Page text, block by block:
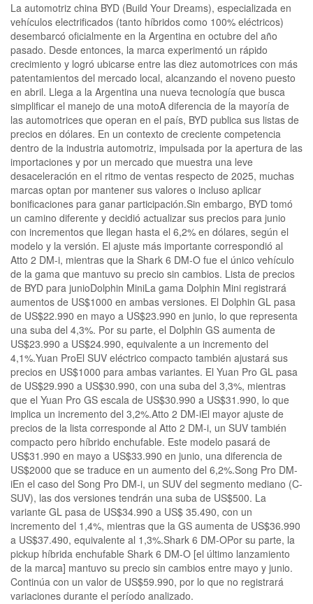
La automotriz china BYD (Build Your Dreams), especializada en
vehículos electrificados (tanto híbridos como 100% eléctricos)
desembarcó oficialmente en la Argentina en octubre del año
pasado. Desde entonces, la marca experimentó un rápido
crecimiento y logró ubicarse entre las diez automotrices con más
patentamientos del mercado local, alcanzando el noveno puesto
en abril. Llega a la Argentina una nueva tecnología que busca
simplificar el manejo de una motoA diferencia de la mayoría de
las automotrices que operan en el país, BYD publica sus listas de
precios en dólares. En un contexto de creciente competencia
dentro de la industria automotriz, impulsada por la apertura de las
importaciones y por un mercado que muestra una leve
desaceleración en el ritmo de ventas respecto de 2025, muchas
marcas optan por mantener sus valores o incluso aplicar
bonificaciones para ganar participación.Sin embargo, BYD tomó
un camino diferente y decidió actualizar sus precios para junio
con incrementos que llegan hasta el 6,2% en dólares, según el
modelo y la versión. El ajuste más importante correspondió al
Atto 2 DM-i, mientras que la Shark 6 DM-O fue el único vehículo
de la gama que mantuvo su precio sin cambios. Lista de precios
de BYD para junioDolphin MiniLa gama Dolphin Mini registrará
aumentos de US$1000 en ambas versiones. El Dolphin GL pasa
de US$22.990 en mayo a US$23.990 en junio, lo que representa
una suba del 4,3%. Por su parte, el Dolphin GS aumenta de
US$23.990 a US$24.990, equivalente a un incremento del
4,1%.Yuan ProEl SUV eléctrico compacto también ajustará sus
precios en US$1000 para ambas variantes. El Yuan Pro GL pasa
de US$29.990 a US$30.990, con una suba del 3,3%, mientras
que el Yuan Pro GS escala de US$30.990 a US$31.990, lo que
implica un incremento del 3,2%.Atto 2 DM-iEl mayor ajuste de
precios de la lista corresponde al Atto 2 DM-i, un SUV también
compacto pero híbrido enchufable. Este modelo pasará de
US$31.990 en mayo a US$33.990 en junio, una diferencia de
US$2000 que se traduce en un aumento del 6,2%.Song Pro DM-
iEn el caso del Song Pro DM-i, un SUV del segmento mediano (C-
SUV), las dos versiones tendrán una suba de US$500. La
variante GL pasa de US$34.990 a US$ 35.490, con un
incremento del 1,4%, mientras que la GS aumenta de US$36.990
a US$37.490, equivalente al 1,3%.Shark 6 DM-OPor su parte, la
pickup híbrida enchufable Shark 6 DM-O [el último lanzamiento
de la marca] mantuvo su precio sin cambios entre mayo y junio.
Continúa con un valor de US$59.990, por lo que no registrará
variaciones durante el período analizado.